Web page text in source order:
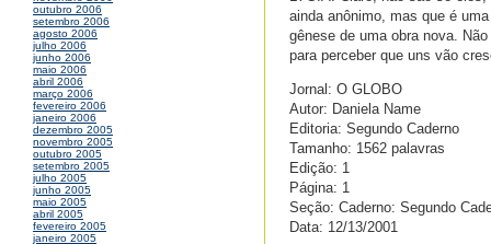
outubro 2006
setembro 2006
agosto 2006
julho 2006
junho 2006
maio 2006
abril 2006
março 2006
fevereiro 2006
janeiro 2006
dezembro 2005
novembro 2005
outubro 2005
setembro 2005
julho 2005
junho 2005
maio 2005
abril 2005
fevereiro 2005
janeiro 2005
ainda anônimo, mas que é
gênese de uma obra nova.
para perceber que uns vão
Jornal: O GLOBO
Autor: Daniela Name
Editoria: Segundo Caderno
Tamanho: 1562 palavras
Edição: 1
Página: 1
Seção: Caderno: Segundo
Data: 12/13/2001